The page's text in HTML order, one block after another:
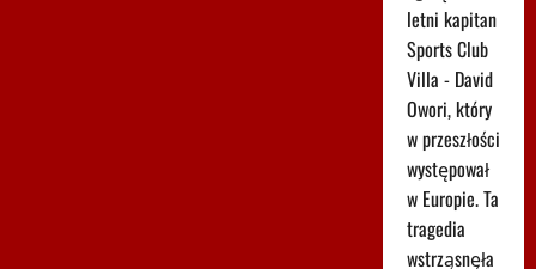
letni kapitan
Sports Club
Villa - David
Owori, który
w przeszłości
występował
w Europie. Ta
tragedia
wstrząsnęła